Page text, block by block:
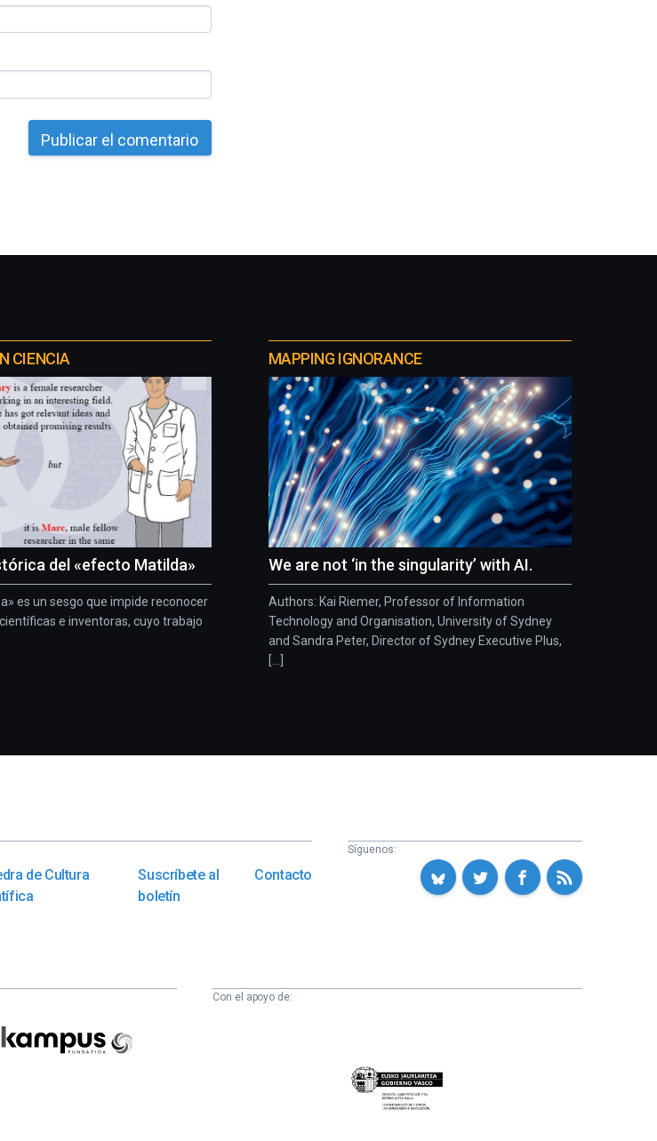
CIENCIA
del «efecto Matilda»
es un sesgo que impide reconocer
e inventoras, cuyo trabajo
MAPPING IGNORANCE
We are not ‘in the singularity’ with AI.
Authors: Kai Riemer, Professor of Information
Technology and Organisation, University of Sydney
and Sandra Peter, Director of Sydney Executive Plus,
[...]
de Cultura
Suscríbete al
boletín
Contacto
Síguenos:
Con el apoyo de:
Eusko
Jaurlaritza